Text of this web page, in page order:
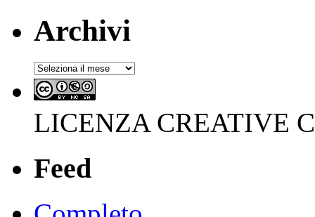
Archivi
Archivi
LICENZA CREATIVE
Feed